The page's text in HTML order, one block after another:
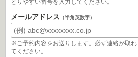
とりやすい番号を入力してください。
メールアドレス （半角英数字）
※ご予約内容をお送りします。必ず連絡が取
てください。